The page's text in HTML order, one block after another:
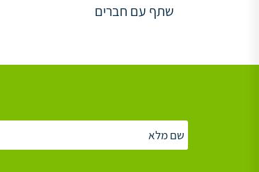
שתף עם חברים